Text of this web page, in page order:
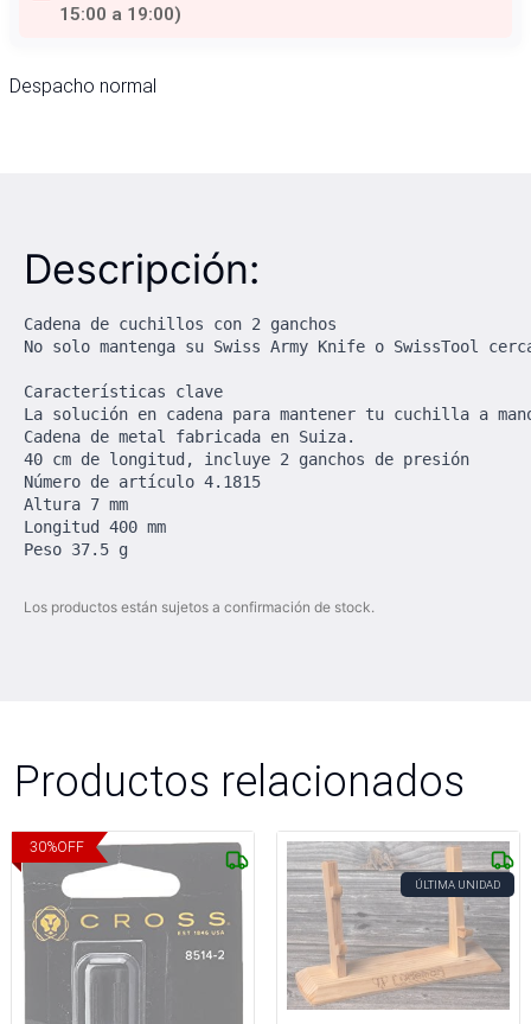
15:00 a 19:00)
Despacho normal
Descripción:
Cadena de cuchillos con 2 ganchos
No solo mantenga su Swiss Army Knife o SwissTool
Características clave
La solución en cadena para mantener tu cuchilla a
Cadena de metal fabricada en Suiza.
40 cm de longitud, incluye 2 ganchos de presión
Número de artículo 4.1815
Altura 7 mm
Longitud 400 mm
Peso 37.5 g
Los productos están sujetos a confirmación de stock.
Productos relacionados
30%OFF
ÚLTIMA UNIDAD